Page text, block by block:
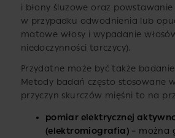
i błony śluzowe oraz
w przypadku odwodnienia lub
matowe włosy i wypadanie
niedoczynności tarczycy).
Przydatne może być także
Metody badań często stosowane
przyczyn skurczów mięśni to na
pomiar elektrycznej
(elektromiografia) – można